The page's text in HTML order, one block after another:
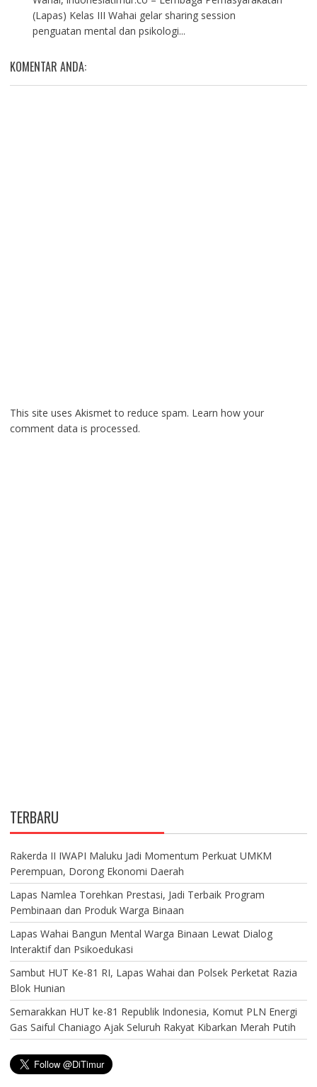
(Lapas) Kelas III Wahai gelar sharing session
penguatan mental dan psikologi...
KOMENTAR ANDA:
This site uses Akismet to reduce spam. Learn how your
comment data is processed.
TERBARU
Rakerda II IWAPI Maluku Jadi Momentum Perkuat UMKM
Perempuan, Dorong Ekonomi Daerah
Lapas Namlea Torehkan Prestasi, Jadi Terbaik Program
Pembinaan dan Produk Warga Binaan
Lapas Wahai Bangun Mental Warga Binaan Lewat Dialog
Interaktif dan Psikoedukasi
Sambut HUT Ke-81 RI, Lapas Wahai dan Polsek Perketat Razia
Blok Hunian
Semarakkan HUT ke-81 Republik Indonesia, Komut PLN Energi
Gas Saiful Chaniago Ajak Seluruh Rakyat Kibarkan Merah Putih